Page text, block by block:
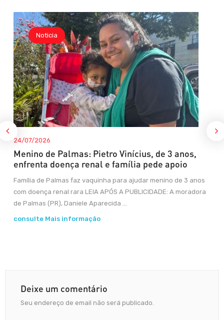
Noticia
24/07/2026
Menino de Palmas: Pietro Vinícius, de 3 anos,
enfrenta doença renal e família pede apoio
Família de Palmas faz vaquinha para ajudar menino de 3 anos
com doença renal rara LEIA APÓS A PUBLICIDADE: A moradora
de Palmas (PR), Daniele Aparecida ...
consulte Mais informação
Deixe um comentário
Seu endereço de email não será publicado.